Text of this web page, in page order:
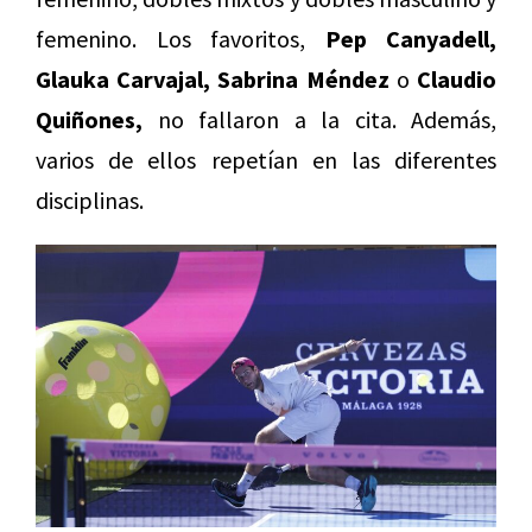
femenino. Los favoritos, Pep Canyadell,
Glauka Carvajal, Sabrina Méndez o Claudio
Quiñones, no fallaron a la cita. Además,
varios de ellos repetían en las diferentes
disciplinas.